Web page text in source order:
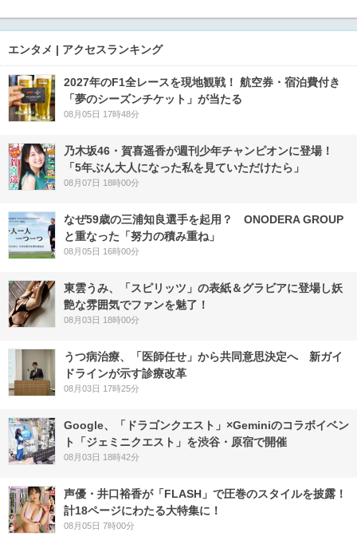
エンタメ | アクセスランキング
2027年のF1全レースを現地観戦！ 航空券・宿泊費付き
「夢のシーズンチケット」が当たる
08月05日 17時48分
乃木坂46・賀喜遥香が週刊少年チャンピオンに登場！
「5年ぶん大人になった私を見ていただけたら」
08月07日 18時00分
なぜ59歳の三浦知良選手を起用？ ONODERA GROUP
と重なった「努力の積み重ね」
08月05日 16時00分
東雲うみ、「スピリッツ」の表紙＆グラビアに登場し妖
艶な雰囲気でファンを魅了！
08月03日 18時00分
うつ病治療、「医師任せ」から共同意思決定へ 新ガイ
ドラインが示す診療改革
08月03日 17時25分
Google、「ドラゴンクエスト」×Geminiのコラボイベン
ト「ジェミニクエスト」を渋谷・原宿で開催
08月03日 18時42分
声優・井口裕香が「FLASH」で圧巻のスタイルを披露！
計18ページにわたる大特集に！
08月05日 7時00分